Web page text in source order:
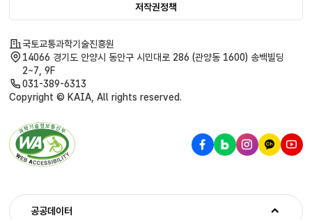
저작권정책
공공데이터
국토교통과학기술진흥원
14066 경기도 안양시 동안구 시민대로 286 (관양동 1600) 송백빌딩
2~7, 9F
031-389-6313
Copyright © KAIA, All rights reserved.